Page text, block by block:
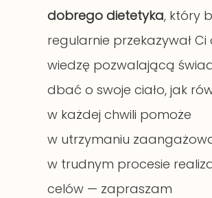
dobrego dietetyka, który
regularnie przekazywał Ci
wiedzę pozwalającą
dbać o swoje ciało, jak
w każdej chwili pomoże
w utrzymaniu
w trudnym procesie
celów — zapraszam